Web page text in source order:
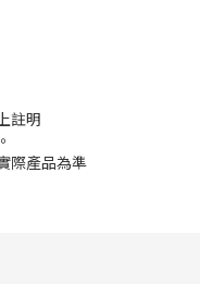
註明
際產品為準